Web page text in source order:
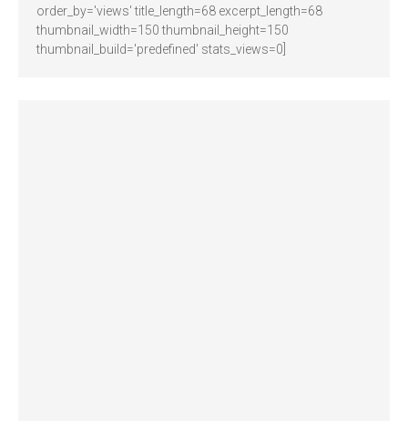
order_by='views' title_length=68 excerpt_length=68
thumbnail_width=150 thumbnail_height=150
thumbnail_build='predefined' stats_views=0]